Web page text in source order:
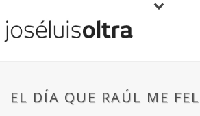
EL DÍA QUE RAÚL ME